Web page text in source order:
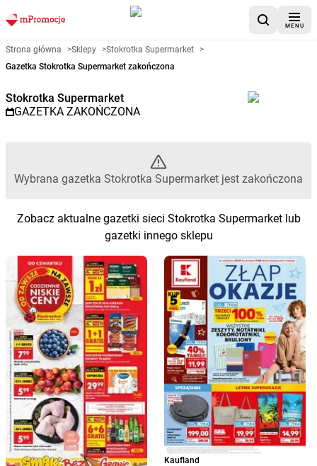
MENU
Gazetka promocyjna
Strona główna >Sklepy >Stokrotka Supermarket >
Gazetka Stokrotka Supermarket zakończona
Stokrotka Supermarket
GAZETKA ZAKOŃCZONA
Wybrana gazetka Stokrotka Supermarket jest zakończona
Zobacz aktualne gazetki sieci Stokrotka Supermarket lub
gazetki innego sklepu
Kaufland